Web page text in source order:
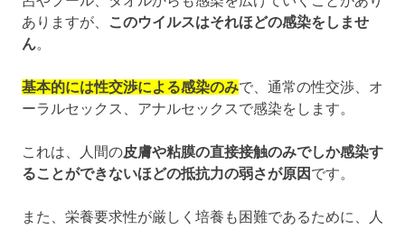
ありますが、
このウイルスはそれほどの感染をしませ
ん。
基本的には性交渉による感染のみで、通常の性交渉、オ
ーラルセックス、アナルセックスで感染をします。
これは、人間の皮膚や粘膜の直接接触のみでしか感染す
ることができないほどの抵抗力の弱さが原因 です。
また、栄養要求性が厳しく培養も困難であるために、人